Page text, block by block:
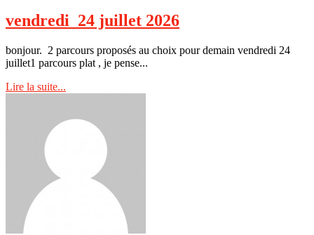
vendredi 24 juillet 2026
bonjour. 2 parcours proposés au choix pour demain vendredi 24
juillet1 parcours plat , je pense...
Lire la suite...